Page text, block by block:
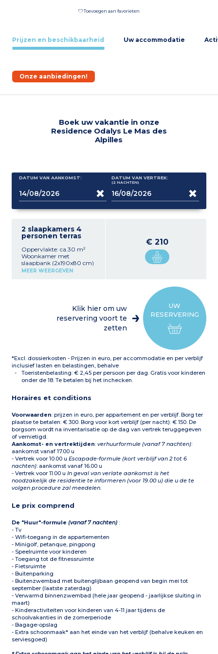
Toevoegen aan favorieten
Prijzen en beschikbaarheid Uw accommodatie
Onze aanbiedingen!
Boek uw vakantie in onze
Residence Odalys Le Mas des
Alpilles
DATUM VAN AANKOMST: DATUM VAN VERTREK:
(2 NACHTEN)
2 slaapkamers 4
personen terras
Oppervlakte: ca.30 m²
Woonkamer met
slaapbank (2x190x80 cm)
of slaapbank (voor de
combimagnetron,
eerste verdieping)
Badkamer (douche of bad
voor de appartementen op
de tweede verdieping) met
alleen voorzien voor het
de accommodatie is
aangegeven.
MEER WEERGEVEN
€ 210
UW
RESERVERING
Klik hier om uw
reservering voort te
zetten
*Excl. dossierkosten - Prijzen in euro, per accommodatie en per verblijf
inclusief lasten en belastingen, behalve
Toeristenbelasting: € 2,45 per persoon per dag. Gratis voor kinderen
onder de 18. Te betalen bij het inchecken.
Horaires et conditions
Voorwaarden: prijzen in euro, per appartement en per verblijf. Borg ter
plaatse te betalen: € 300. Borg voor kort verblijf (per nacht): € 150. De
borgsom wordt na inventarisatie op de dag van vertrek teruggegeven
of vernietigd.
Aankomst- en vertrektijden:verhuurformule (vanaf 7 nachten):
aankomst vanaf 17.00 u
- Vertrek voor 10.00 uEscapade-formule (kort verblijf van 2 tot 6
nachten): aankomst vanaf 16.00 u
- Vertrek voor 11.00 uIn geval van verlate aankomst is het
noodzakelijk de residentie te informeren (voor 19.00 u) die u de te
volgen procedure zal meedelen.
Le prix comprend
De "Huur"-formule(vanaf 7 nachten) :
- Tv
- Wifi-toegang in de appartementen
- Minigolf, petanque, pingpong
- Speelruimte voor kinderen
- Toegang tot de fitnessruimte
- Fietsruimte
- Buitenparking
- Buitenzwembad met buitenglijbaan geopend van begin mei tot
september (laatste zaterdag)
- Verwarmd binnenzwembad (hele jaar geopend - jaarlijkse sluiting in
maart)
- Kinderactiviteiten voor kinderen van 4-11 jaar tijdens de
schoolvakanties in de zomerperiode
- Bagage-opslag
- Extra schoonmaak* aan het einde van het verblijf (behalve keuken en
serviesgoed)